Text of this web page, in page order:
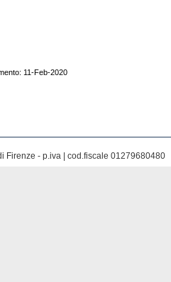
11-Feb-2020
Firenze - p.iva | cod.fiscale 01279680480